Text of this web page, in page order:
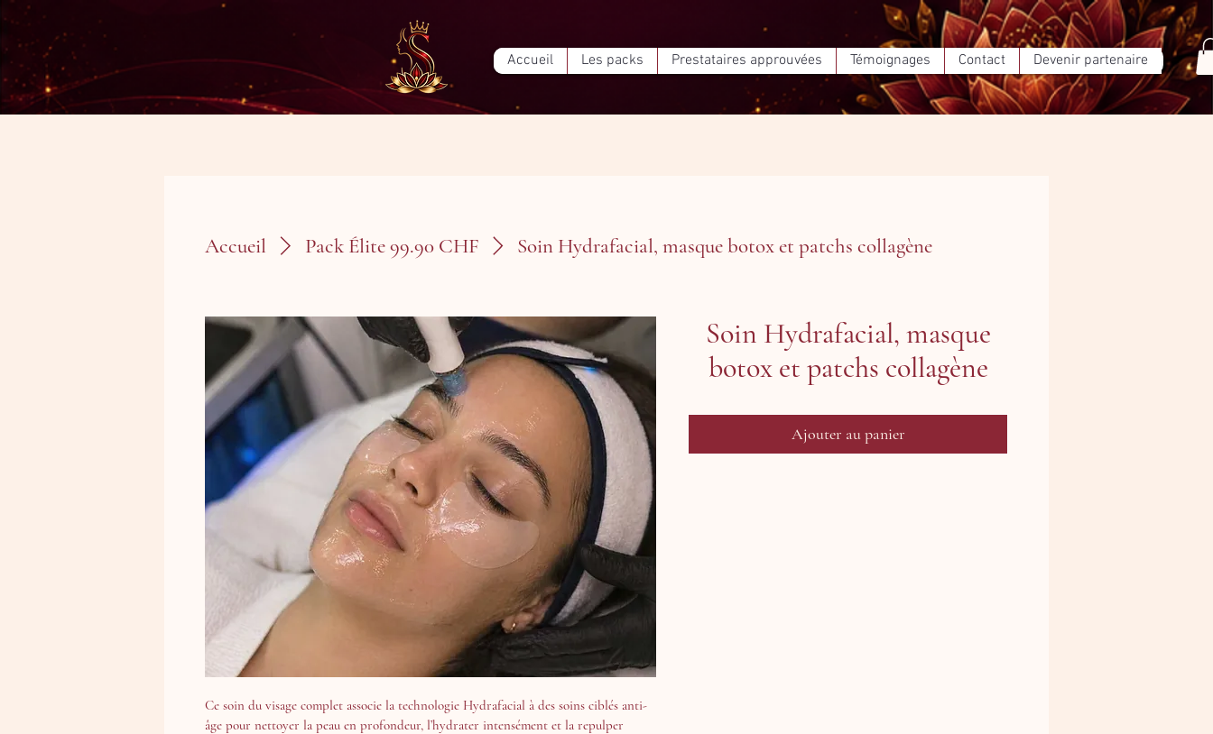
Accueil Les packs Prestataires approuvées Témoignages Contact Devenir partenaire
Accueil Pack Élite 99.90 CHF Soin Hydrafacial, masque botox et patchs collagène
Ce soin du visage complet associe la technologie Hydrafacial à des soins ciblés anti-
âge pour nettoyer la peau en profondeur, l’hydrater intensément et la repulper
Soin Hydrafacial, masque
botox et patchs collagène
Ajouter au panier